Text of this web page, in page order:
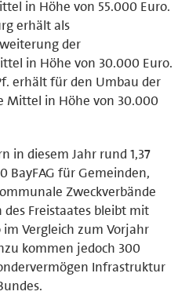
in Höhe von 55.000 Euro.
erhält als
der
in Höhe von 30.000 Euro.
erhält für den Umbau der
Mittel in Höhe von 30.000
in diesem Jahr rund 1,37
BayFAG für Gemeinden,
Zweckverbände
Freistaates bleibt mit
Vergleich zum Vorjahr
kommen jedoch 300
Infrastruktur